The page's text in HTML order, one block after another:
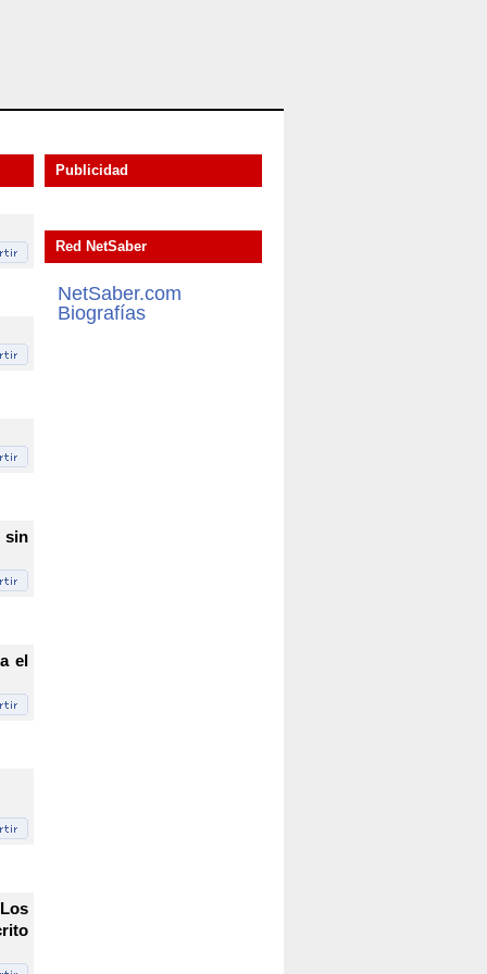
sin
el
Publicidad
Red NetSaber
NetSaber.com
Biografías